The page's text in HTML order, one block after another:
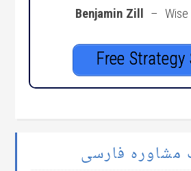
Benjamin Zill – Wise
Free
فارسی